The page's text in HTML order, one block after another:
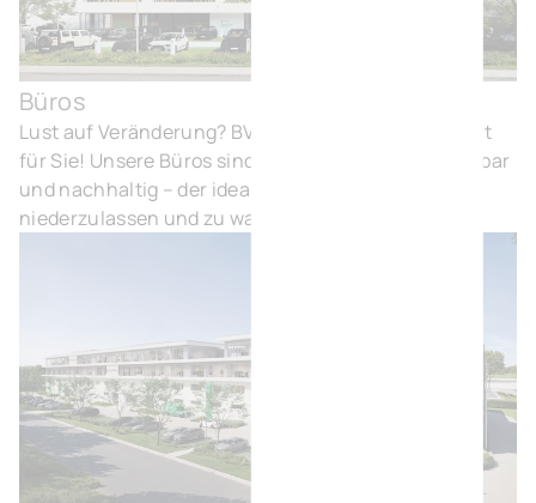
Büros
Lust auf Veränderung? BVI.EU hat den perfekten Ort
für Sie! Unsere Büros sind komfortabel, gut erreichbar
und nachhaltig – der ideale Ort, um sich
niederzulassen und zu wachsen.